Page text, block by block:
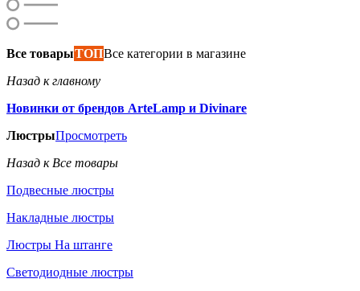
Все товарыТОПВсе категории в магазине
Назад к главному
Новинки от брендов ArteLamp и Divinare
ЛюстрыПросмотреть
Назад к Все товары
Подвесные люстры
Накладные люстры
Люстры На штанге
Светодиодные люстры